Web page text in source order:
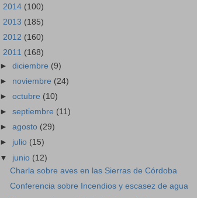
2014 (100)
2013 (185)
2012 (160)
2011 (168)
►diciembre (9)
► noviembre (24)
►octubre (10)
►septiembre (11)
►agosto (29)
► julio (15)
▼ junio (12)
Charla sobre aves en las Sierras de Córdoba
Conferencia sobre Incendios y escasez de agua